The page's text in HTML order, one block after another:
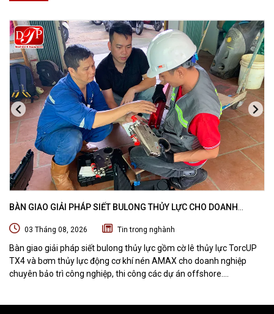
BÀN GIAO GIẢI PHÁP SIẾT BULONG THỦY LỰC CHO DOANH
03 Tháng 08, 2026 Tin trong nghành
Bàn giao giải pháp siết bulong thủy lực gồm cờ lê thủy lực TorcUP
TX4 và bơm thủy lực động cơ khí nén AMAX cho doanh nghiệp
chuyên bảo trì công nghiệp, thi công các dự án offshore.